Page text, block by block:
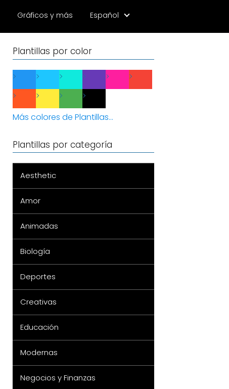
Gráficos y más Español
Plantillas por color
Más colores de Plantillas...
Plantillas por categoría
Aesthetic
Amor
Animadas
Biología
Deportes
Creativas
Educación
Modernas
Negocios y Finanzas